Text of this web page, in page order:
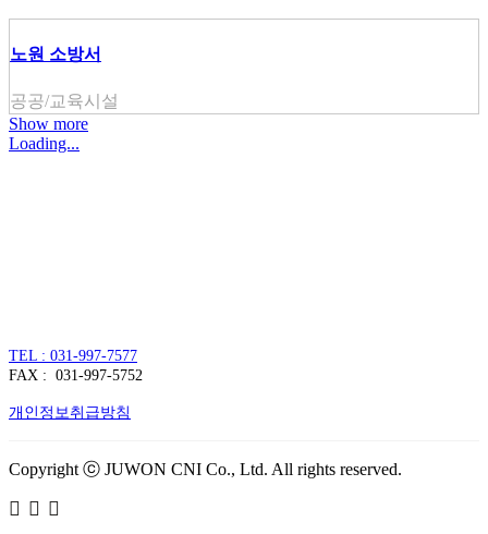
노원 소방서
공공/교육시설
Show more
Loading...
TEL : 031-997-7577
FAX : 031-997-5752
개인정보취급방침
Copyright ⓒ JUWON CNI Co., Ltd. All rights reserved.